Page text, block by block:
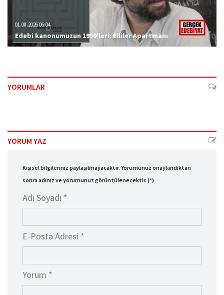
01.08.2026 06:04
Edebi kanonumuzun 1950'leri: Elliler Apartmanı
YORUMLAR
YORUM YAZ
Kişisel bilgileriniz paylaşılmayacaktır. Yorumunuz onaylandıktan
sonra adınız ve yorumunuz görüntülenecektir. (*)
Adı Soyadı *
E-Posta Adresi *
Yorum *